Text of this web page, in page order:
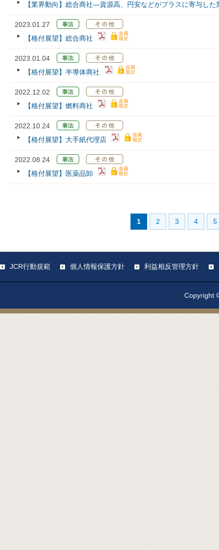
【業界動向】総合商社―資源高、円安などがプラスに寄与し
2023.01.27
【格付展望】総合商社
2023.01.04
【格付展望】半導体商社
2022.12.02
【格付展望】燃料商社
2022.10.24
【格付展望】大手紙代理店
2022.08.24
【格付展望】医薬品卸
1 2 3 4 5
JCR行動規範 個人情報保護方針 利益相反管理方針
Copyright